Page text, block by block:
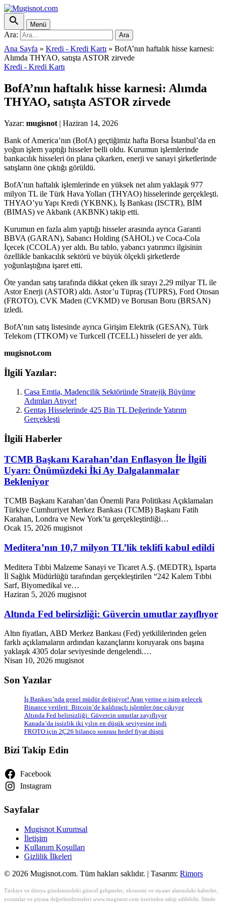
Menü
Ara: Ara
Ana Sayfa » Kredi - Kredi Kartı » BofA’nın haftalık hisse karnesi:
Alımda THYAO, satışta ASTOR zirvede
Kredi - Kredi Kartı
BofA’nın haftalık hisse karnesi: Alımda
THYAO, satışta ASTOR zirvede
Yazar: mugisnot | Haziran 14, 2026
Bank of America’nın (BofA) geçtiğimiz hafta Borsa İstanbul’da en
yoğun işlem yaptığı hisseler belli oldu. Kurumun işlemlerinde
bankacılık hisseleri ön plana çıkarken, enerji ve sanayi şirketlerinde
satışların öne çıktığı görüldü.
BofA’nın haftalık işlemlerinde en yüksek net alım yaklaşık 977
milyon TL ile Türk Hava Yolları (THYAO) hisselerinde gerçekleşti.
THYAO’yu Yapı Kredi (YKBNK), İş Bankası (ISCTR), BİM
(BIMAS) ve Akbank (AKBNK) takip etti.
Kurumun en fazla alım yaptığı hisseler arasında ayrıca Garanti
BBVA (GARAN), Sabancı Holding (SAHOL) ve Coca-Cola
İçecek (CCOLA) yer aldı. Bu tablo, yabancı yatırımcı ilgisinin
özellikle bankacılık sektörü ve büyük ölçekli şirketlerde
yoğunlaştığına işaret etti.
Öte yandan satış tarafında dikkat çeken ilk sırayı 2,29 milyar TL ile
Astor Enerji (ASTOR) aldı. Astor’u Tüpraş (TUPRS), Ford Otosan
(FROTO), CVK Maden (CVKMD) ve Borusan Boru (BRSAN)
izledi.
BofA’nın satış listesinde ayrıca Girişim Elektrik (GESAN), Türk
Telekom (TTKOM) ve Turkcell (TCELL) hisseleri de yer aldı.
mugisnot.com
İlgili Yazılar:
Casa Emtia, Madencilik Sektöründe Stratejik Büyüme
Adımları Atıyor!
Gentaş Hisselerinde 425 Bin TL Değerinde Yatırım
Gerçekleşti
İlgili Haberler
TCMB Başkanı Karahan’dan Enflasyon İle İlgili
Uyarı: Önümüzdeki İki Ay Dalgalanmalar
Bekleniyor
TCMB Başkanı Karahan’dan Önemli Para Politikası Açıklamaları
Türkiye Cumhuriyet Merkez Bankası (TCMB) Başkanı Fatih
Karahan, Londra ve New York’ta gerçekleştirdiği…
Ocak 15, 2026 mugisnot
Meditera’nın 10,7 milyon TL’lik teklifi kabul edildi
Meditera Tıbbi Malzeme Sanayi ve Ticaret A.Ş. (MEDTR), Isparta
İl Sağlık Müdürlüğü tarafından gerçekleştirilen “242 Kalem Tıbbi
Sarf, Biyomedikal ve…
Haziran 5, 2026 mugisnot
Altında Fed belirsizliği: Güvercin umutlar zayıflıyor
Altın fiyatları, ABD Merkez Bankası (Fed) yetkililerinden gelen
farklı açıklamaların ardından kazançlarını koruyarak ons başına
yaklaşık 4305 dolar seviyesinde dengelendi.…
Nisan 10, 2026 mugisnot
Son Yazılar
İş Bankası’nda genel müdür değişiyor! Aran yerine o isim gelecek
Binance verileri: Bitcoin’de kaldıraçlı işlemler öne çıkıyor
Altında Fed belirsizliği: Güvercin umutlar zayıflıyor
Kanada’da işsizlik iki yılın en düşük seviyesine indi
FROTO için 2Ç26 bilanço sonrası hedef fiyat düştü
Bizi Takip Edin
Facebook
Instagram
Sayfalar
Mugisnot Kurumsal
İletişim
Kullanım Koşulları
Gizlilik İlkeleri
© 2026 Mugisnot.com. Tüm hakları saklıdır. | Tasarım: Rimors
Türkiye ve dünya gündemindeki güncel gelişmeler, ekonomi ve siyaset alanındaki haberler,
yorumlar ve piyasa değerlendirmeleri www.mugisnot.com üzerinden takip edilebilir. Sitede